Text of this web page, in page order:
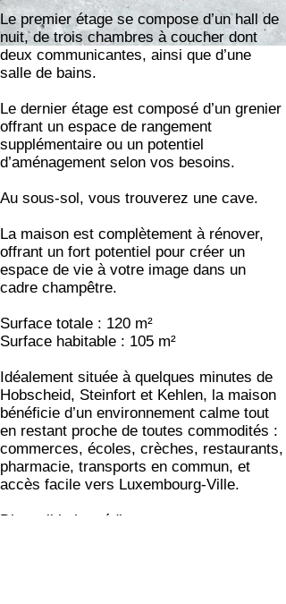
Le premier étage se compose d’un hall de
nuit, de trois chambres à coucher dont
deux communicantes, ainsi que d’une
salle de bains.
Le dernier étage est composé d’un grenier
offrant un espace de rangement
supplémentaire ou un potentiel
d’aménagement selon vos besoins.
Au sous-sol, vous trouverez une cave.
La maison est complètement à rénover,
offrant un fort potentiel pour créer un
espace de vie à votre image dans un
cadre champêtre.
Surface totale : 120 m²
Surface habitable : 105 m²
Idéalement située à quelques minutes de
Hobscheid, Steinfort et Kehlen, la maison
bénéficie d’un environnement calme tout
en restant proche de toutes commodités :
commerces, écoles, crèches, restaurants,
pharmacie, transports en commun, et
accès facile vers Luxembourg-Ville.
Disponible immédiatement.